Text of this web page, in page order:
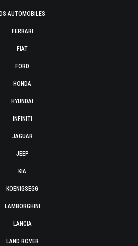
DS AUTOMOBILES
FERRARI
FIAT
FORD
HONDA
HYUNDAI
INFINITI
JAGUAR
JEEP
KIA
KOENIGSEGG
LAMBORGHINI
LANCIA
LAND ROVER